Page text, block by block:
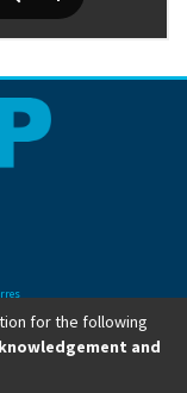
for the following
and